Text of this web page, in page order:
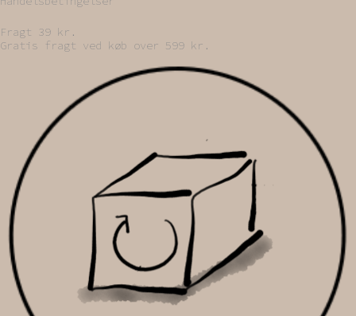
Fragt 39 kr.
Gratis fragt ved køb over 599 kr.